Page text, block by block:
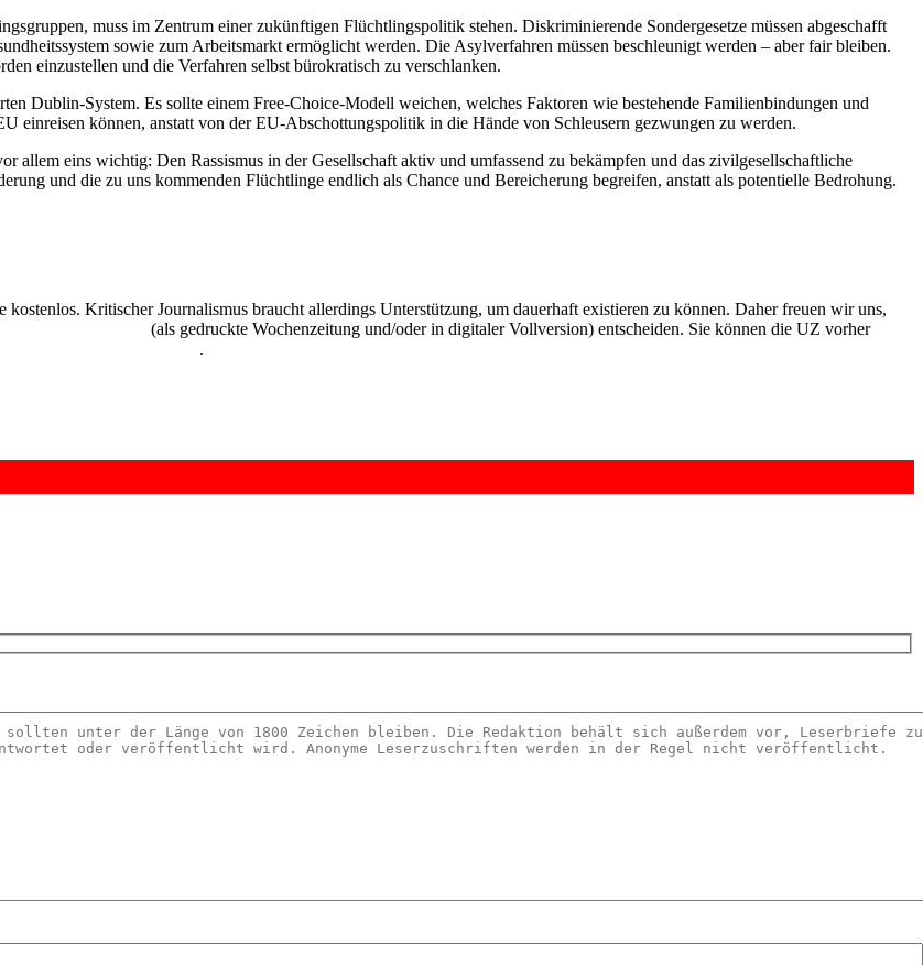
muss im Zentrum einer zukünftigen Flüchtlingspolitik stehen. Diskriminierende Sondergesetze müssen abgeschafft
sowie zum Arbeitsmarkt ermöglicht werden. Die Asylverfahren müssen beschleunigt werden – aber fair bleiben.
einzustellen und die Verfahren selbst bürokratisch zu verschlanken.
Dublin-System. Es sollte einem Free-Choice-Modell weichen, welches Faktoren wie bestehende Familienbindungen und
einreisen können, anstatt von der EU-Abschottungspolitik in die Hände von Schleusern gezwungen zu werden.
allem eins wichtig: Den Rassismus in der Gesellschaft aktiv und umfassend zu bekämpfen und das zivilgesellschaftliche
und die zu uns kommenden Flüchtlinge endlich als Chance und Bereicherung begreifen, anstatt als potentielle Bedrohung.
kostenlos. Kritischer Journalismus braucht allerdings Unterstützung, um dauerhaft existieren zu können. Daher freuen wir uns,
(als gedruckte Wochenzeitung und/oder in digitaler Vollversion) entscheiden. Sie können die UZ vorher
.